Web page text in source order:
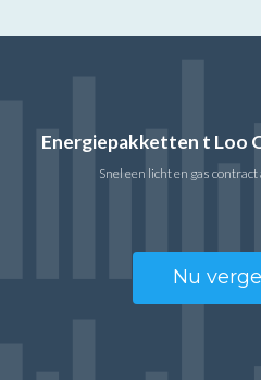
Energiepakketten t Loo
Snel een licht en gas
Nu